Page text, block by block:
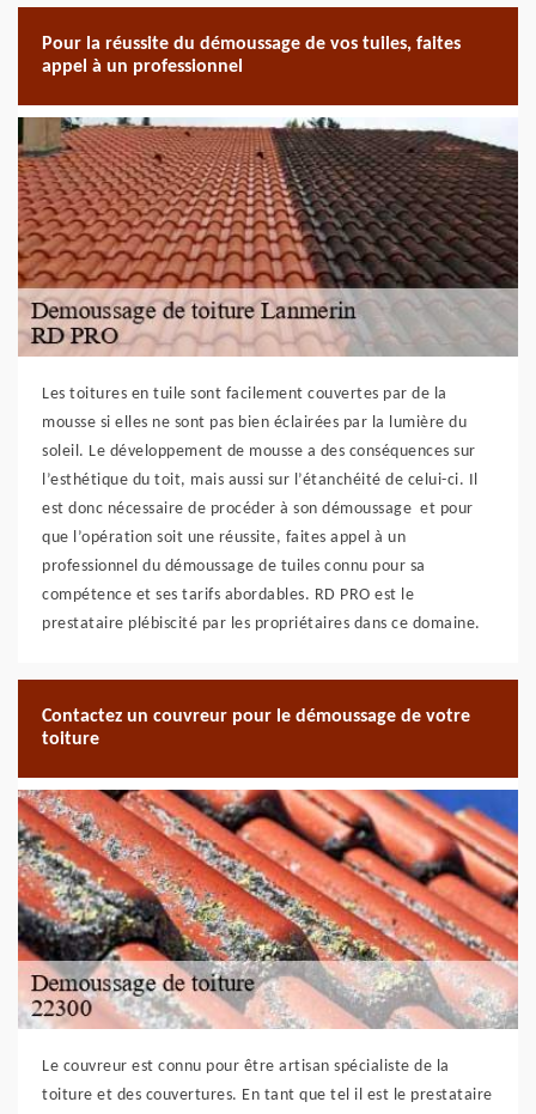
Pour la réussite du démoussage de vos tuiles, faites
appel à un professionnel
Les toitures en tuile sont facilement couvertes par de la
mousse si elles ne sont pas bien éclairées par la lumière du
soleil. Le développement de mousse a des conséquences sur
l’esthétique du toit, mais aussi sur l’étanchéité de celui-ci. Il
est donc nécessaire de procéder à son démoussage et pour
que l’opération soit une réussite, faites appel à un
professionnel du démoussage de tuiles connu pour sa
compétence et ses tarifs abordables. RD PRO est le
prestataire plébiscité par les propriétaires dans ce domaine.
Contactez un couvreur pour le démoussage de votre
toiture
Le couvreur est connu pour être artisan spécialiste de la
toiture et des couvertures. En tant que tel il est le prestataire